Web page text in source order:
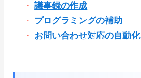
議事録の作成
プログラミングの補助
お問い合わせ対応の自動化